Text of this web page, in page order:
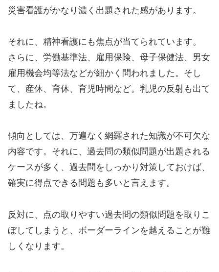
災害看護がかなり濃く出題された感があります。
それに、精神看護にも焦点が当てられています。
さらに、労働基準法、雇用保険、母子保健法、男女
雇用機会均等法などが細かく問われました。そし
て、産休、育休、育児時間など。乳児の反射も出て
ましたね。
傾向としては、万遍なく網羅された知識が不可欠な
内容です。それに、過去問の類似問題が出題される
ケースが多く、過去問をしっかり対策しておけば、
確実に得点できる問題も多いと言えます。
反対に、点の取りやすい過去問の類似問題を取りこ
ぼしてしまうと、ボーダーラインを越えることが難
しくなります。